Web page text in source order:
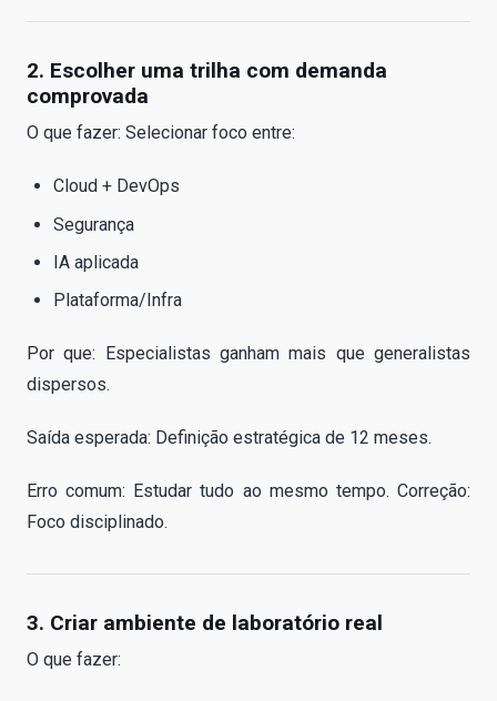
2. Escolher uma trilha com demanda
comprovada
O que fazer: Selecionar foco entre:
Cloud + DevOps
Segurança
IA aplicada
Plataforma/Infra
Por que: Especialistas ganham mais que generalistas
dispersos.
Saída esperada: Definição estratégica de 12 meses.
Erro comum: Estudar tudo ao mesmo tempo. Correção:
Foco disciplinado.
3. Criar ambiente de laboratório real
O que fazer: